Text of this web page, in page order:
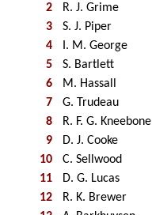
2
R. J. Grime
3
S. J. Piper
4
I. M. George
5
S. Bartlett
6
M. Hassall
7
G. Trudeau
8
R. F. G. Kneebone
9
D. J. Cooke
10
C. Sellwood
11
D. G. Lucas
12
R. K. Brewer